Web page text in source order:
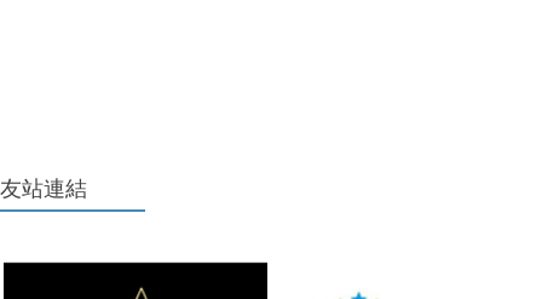
友站連結